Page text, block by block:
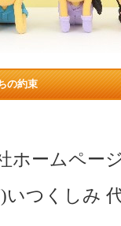
の約束
ホームペー
いつくしみ